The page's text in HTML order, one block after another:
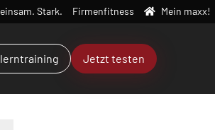
Stark. Firmenfitness Mein maxx!
Jetzt testen